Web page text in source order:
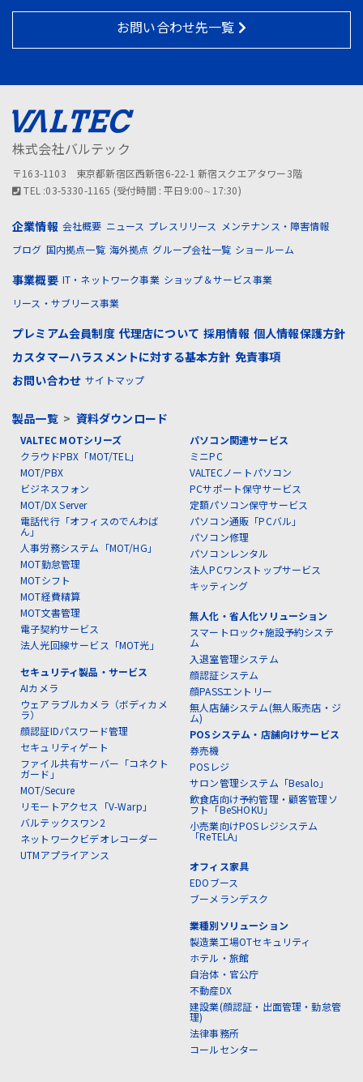
お問い合わせ先一覧
株式会社バルテック
〒163-1103 東京都新宿区西新宿6-22-1 新宿スクエアタワー3階
TEL :03-5330-1165 (受付時間 : 平日9:00∼17:30)
企業情報 会社概要 ニュース プレスリリース
メンテナンス・障害情報
ブログ 国内拠点一覧 海外拠点 グループ会社一覧 ショールーム
事業概要 IT・ネットワーク事業 ショップ＆サービス事業
リース・サブリース事業
プレミアム会員制度 代理店について 採用情報 個人情報保護方針
カスタマーハラスメントに対する基本方針 免責事項
お問い合わせ サイトマップ
製品一覧> 資料ダウンロード
VALTEC MOTシリーズ
クラウドPBX「MOT/TEL」
MOT/PBX
ビジネスフォン
MOT/DX Server
電話代行「オフィスのでんわば
ん」
人事労務システム「MOT/HG」
MOT勤怠管理
MOTシフト
MOT経費精算
MOT文書管理
電子契約サービス
法人光回線サービス「MOT光」
セキュリティ製品・サービス
AIカメラ
ウェアラブルカメラ（ボディカメ
ラ）
顔認証IDパスワード管理
セキュリティゲート
ファイル共有サーバー「コネクト
ガード」
MOT/Secure
リモートアクセス「V-Warp」
バルテックスワン2
ネットワークビデオレコーダー
UTMアプライアンス
パソコン関連サービス
ミニPC
VALTECノートパソコン
PCサポート保守サービス
定額パソコン保守サービス
パソコン通販「PCバル」
パソコン修理
パソコンレンタル
法人PCワンストップサービス
キッティング
無人化・省人化ソリューション
スマートロック+施設予約システ
ム
入退室管理システム
顔認証システム
顔PASSエントリー
無人店舗システム(無人販売店・ジ
ム)
POSシステム・店舗向けサービス
券売機
POSレジ
サロン管理システム「Besalo」
飲食店向け予約管理・顧客管理ソ
フト「BeSHOKU」
小売業向けPOSレジシステム
「ReTELA」
オフィス家具
EDOブース
ブーメランデスク
業種別ソリューション
製造業工場OTセキュリティ
ホテル・旅館
自治体・官公庁
不動産DX
建設業(顔認証・出面管理・勤怠管
理)
法律事務所
コールセンター